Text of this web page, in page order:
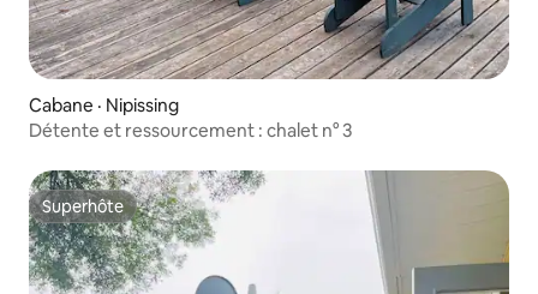
Cabane · Nipissing
Détente et ressourcement : chalet n° 3
Superhôte
Superhôte